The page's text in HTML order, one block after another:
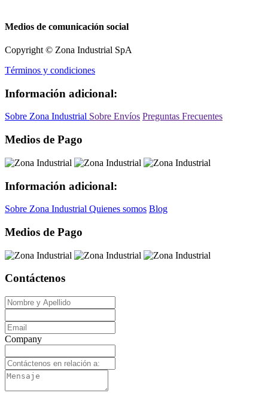
Medios de comunicación social
Copyright © Zona Industrial SpA
Términos y condiciones
Información adicional:
Sobre Zona Industrial Sobre Envíos Preguntas Frecuentes
Medios de Pago
Información adicional:
Sobre Zona Industrial Quienes somos Blog
Medios de Pago
Contáctenos
Company